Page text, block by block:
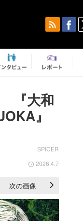
『大和
』
SPICER
2026.4.7
次の画像